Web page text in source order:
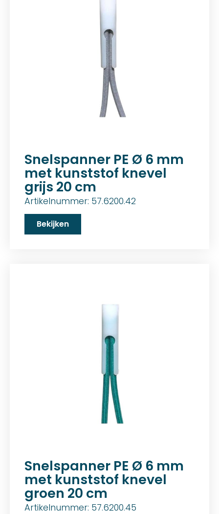
Snelspanner PE Ø 6 mm
met kunststof knevel
grijs 20 cm
Artikelnummer: 57.6200.42
Bekijken
Snelspanner PE Ø 6 mm
met kunststof knevel
groen 20 cm
Artikelnummer: 57.6200.45